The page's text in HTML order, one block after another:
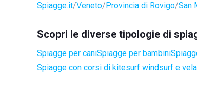
Spiagge.it Veneto Provincia di Rovigo San
Scopri le diverse tipologie di
Spiagge per caniSpiagge per bambini
Spiagge con corsi di kitesurf windsurf e vela